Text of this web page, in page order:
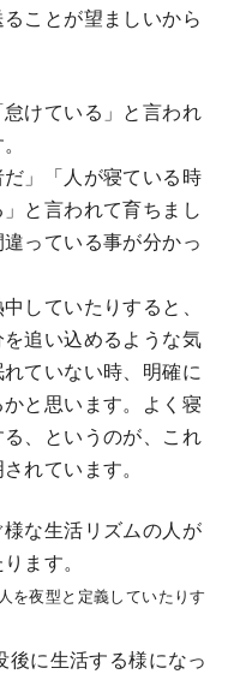
ことが望ましいから
けている」と言われ
」「人が寝ている時
と言われて育ちまし
っている事が分かっ
していたりすると、
追い込めるような気
ていない時、明確に
と思います。よく寝
、というのが、これ
れています。
な生活リズムの人が
ます。
を夜型と定義していたりす
に生活する様になっ